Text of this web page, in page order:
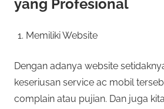
yang Profesional
Memiliki Website
Dengan adanya website
keseriusan service ac mobil
complain atau pujian. Dan juga